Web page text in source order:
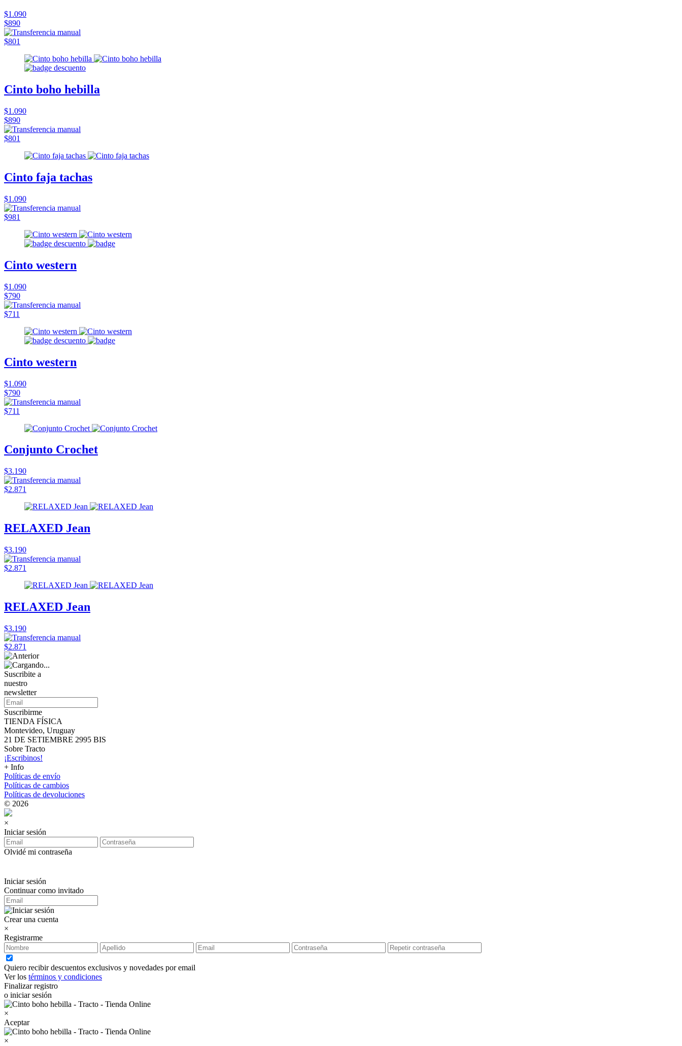
$1.090
$890
$801
Cinto boho hebilla
$1.090
$890
$801
Cinto faja tachas
$1.090
$981
Cinto western
$1.090
$790
$711
Cinto western
$1.090
$790
$711
Conjunto Crochet
$3.190
$2.871
RELAXED Jean
$3.190
$2.871
RELAXED Jean
$3.190
$2.871
Suscribite a
nuestro
newsletter
Suscribirme
TIENDA FÍSICA
Montevideo, Uruguay
21 DE SETIEMBRE 2995 BIS
Sobre Tracto
¡Escribinos!
+ Info
Políticas de envío
Políticas de cambios
Políticas de devoluciones
© 2026
×
Iniciar sesión
Olvidé mi contraseña
Iniciar sesión
Continuar como invitado
Crear una cuenta
×
Registrarme
Quiero recibir descuentos exclusivos y novedades por email
Ver los términos y condiciones
Finalizar registro
o iniciar sesión
×
Aceptar
×